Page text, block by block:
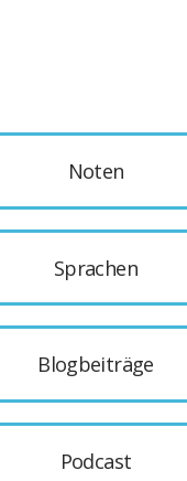
Noten
Sprachen
Blogbeiträge
Podcast